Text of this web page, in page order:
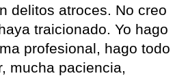
delitos atroces. No creo
traicionado. Yo hago
profesional, hago todo
mucha paciencia,